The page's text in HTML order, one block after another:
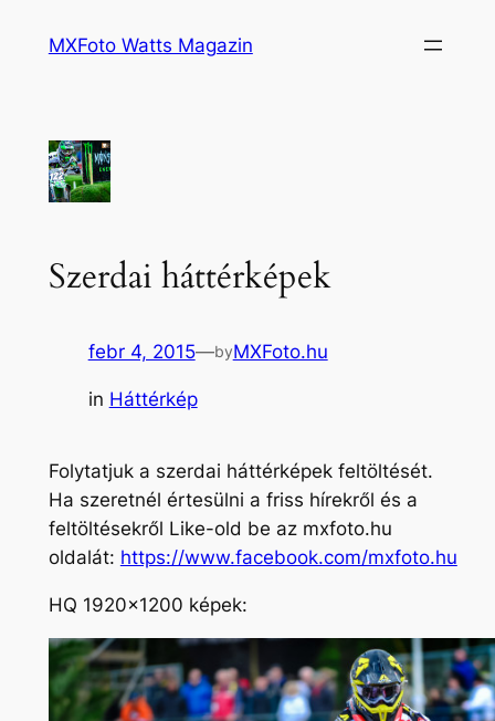
MXFoto Watts Magazin
Szerdai háttérképek
febr 4, 2015—byMXFoto.hu
in Háttérkép
Folytatjuk a szerdai háttérképek feltöltését.
Ha szeretnél értesülni a friss hírekről és a
feltöltésekről Like-old be az mxfoto.hu
oldalát: https://www.facebook.com/mxfoto.hu
HQ 1920×1200 képek: